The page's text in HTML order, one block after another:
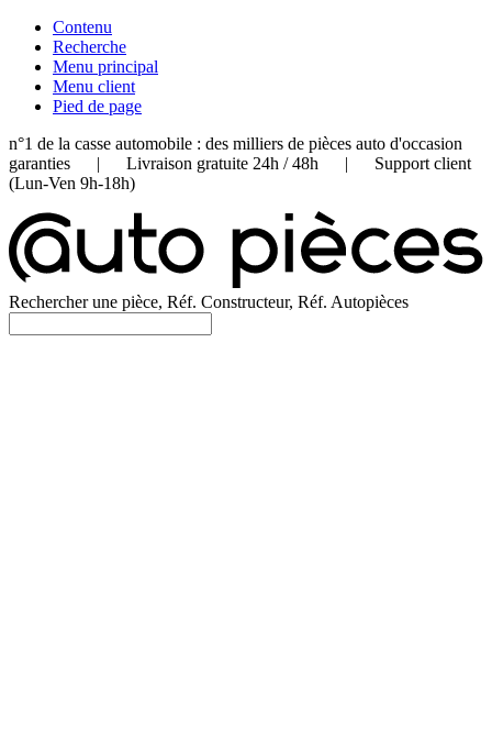
Contenu
Recherche
Menu principal
Menu client
Pied de page
n°1 de la casse automobile : des milliers de pièces auto d'occasion
garanties | Livraison gratuite 24h / 48h | Support client
(Lun-Ven 9h-18h)
Rechercher une pièce, Réf. Constructeur, Réf. Autopièces